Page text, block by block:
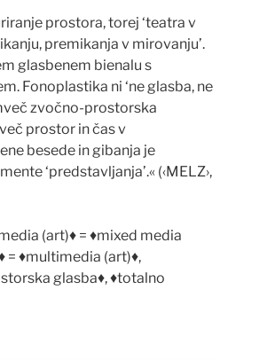
prostora, torej ‘teatra v
premikanja v mirovanju’.
glasbenem bienalu s
Fonoplastika ni ‘ne glasba, ne
č zvočno-prostorska
č prostor inčas v
besede in gibanja je
‘predstavljanja’.« (‹MELZ›,
(art)♦ = ♦mixed media
= ♦multimedia (art)♦,
glasba♦,♦totalno